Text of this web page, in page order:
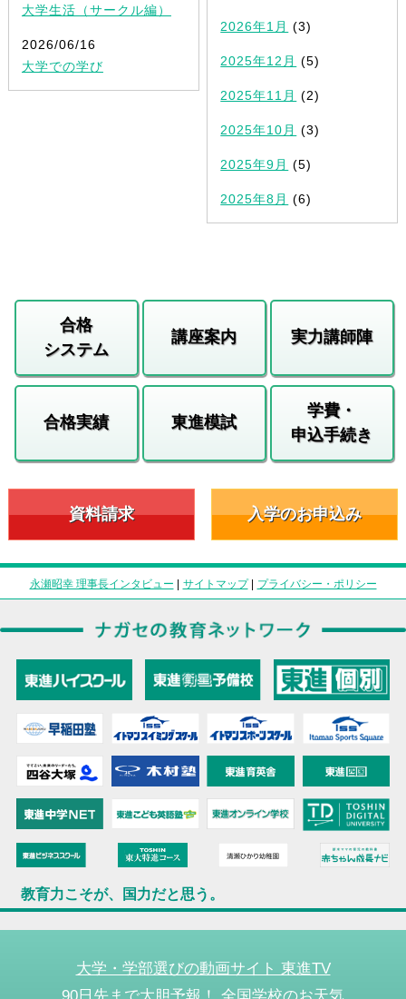
大学生活（サークル編）
2026/06/16
大学での学び
2026年1月 (3)
2025年12月 (5)
2025年11月 (2)
2025年10月 (3)
2025年9月 (5)
2025年8月 (6)
合格
システム
講座案内 実力講師陣
合格実績 東進模試
学費・
申込手続き
資料請求 入学のお申込み
永瀬昭幸 理事長インタビュー | サイトマップ| プライバシー・ポリシー
教育力こそが、国力だと思う。
大学・学部選びの動画サイト 東進TV